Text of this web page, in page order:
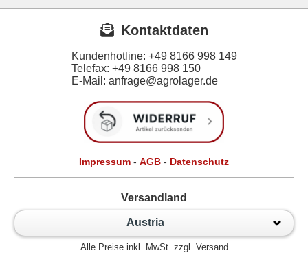
Kontaktdaten
Kundenhotline: +49 8166 998 149
Telefax: +49 8166 998 150
E-Mail: anfrage@agrolager.de
Impressum - AGB - Datenschutz
Versandland
Austria
Alle Preise inkl. MwSt. zzgl. Versand